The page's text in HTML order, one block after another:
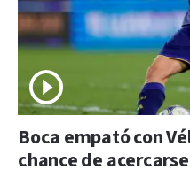
Boca empató con
chance de